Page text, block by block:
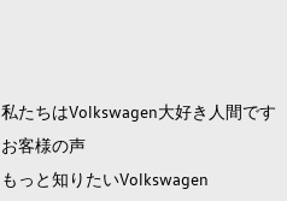
私たちはVolkswagen大好き人間です
お客様の声
もっと知りたいVolkswagen